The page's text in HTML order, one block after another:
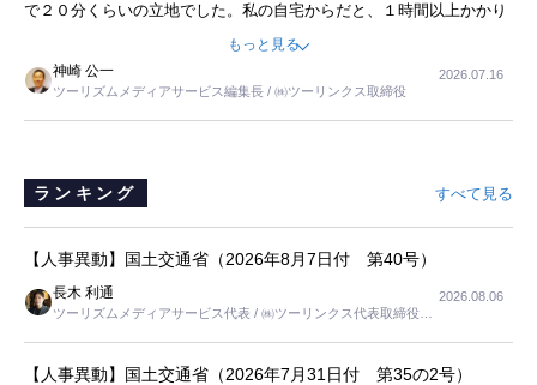
で２０分くらいの立地でした。私の自宅からだと、１時間以上かかり
ました。母の住まいから近いという理由で、その施設を選択したので
すが、私と妹にとっては、半日仕事ででした。シニアの住まい選び
は、当人だけではなく、世話をする家族の足の便も考えない外池ない
と思いました。
もっと見る
神崎 公一
ツーリズムメディアサービス編集長 / ㈱ツーリンクス取締役
2026.07.16
ランキング すべて見る
【人事異動】国土交通省（2026年8月7日付 第40号）
長木 利通
ツーリズムメディアサービス代表 / ㈱ツーリンクス代表取締役社
2026.08.06
【人事異動】国土交通省（2026年7月31日付 第35の2号）